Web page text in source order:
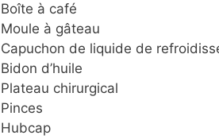
Boîte à café
Moule à gâteau
Capuchon de liquide de
Bidon d’huile
Plateau chirurgical
Pinces
Hubcap